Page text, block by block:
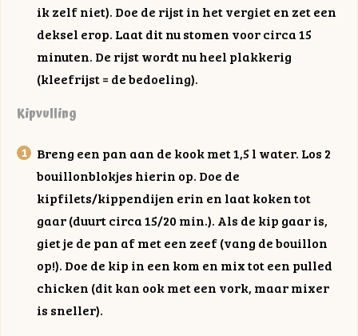
ik zelf niet). Doe de rijst in het vergiet en zet een
deksel erop. Laat dit nu stomen voor circa 15
minuten. De rijst wordt nu heel plakkerig
(kleefrijst = de bedoeling).
Kipvulling
Breng een pan aan de kook met 1,5 l water. Los 2
bouillonblokjes hierin op. Doe de
kipfilets/kippendijen erin en laat koken tot
gaar (duurt circa 15/20 min.). Als de kip gaar is,
giet je de pan af met een zeef (vang de bouillon
op!). Doe de kip in een kom en mix tot een pulled
chicken (dit kan ook met een vork, maar mixer
is sneller).